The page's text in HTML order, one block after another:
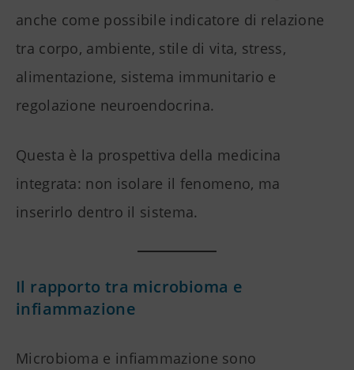
anche come possibile indicatore di relazione
tra corpo, ambiente, stile di vita, stress,
alimentazione, sistema immunitario e
regolazione neuroendocrina.
Questa è la prospettiva della medicina
integrata: non isolare il fenomeno, ma
inserirlo dentro il sistema.
Il rapporto tra microbioma e
infiammazione
Microbioma e infiammazione sono